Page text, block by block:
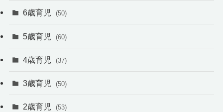
6歳育児 (50)
5歳育児 (60)
4歳育児 (37)
3歳育児 (50)
2歳育児 (53)